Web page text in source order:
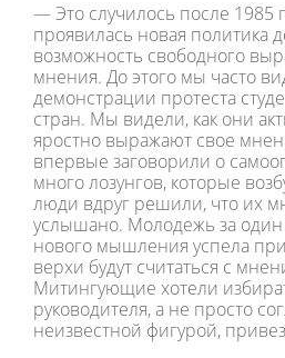
— Это случилось после 1985
проявилась новая политика
возможность свободного
мнения. До этого мы часто
демонстрации протеста
стран. Мы видели, как они
яростно выражают свое
впервые заговорили о
много лозунгов, которые
люди вдруг решили, что их
услышано. Молодежь за
нового мышления успела
верхи будут считаться с
Митингующие хотели
руководителя, а не просто
неизвестной фигурой,